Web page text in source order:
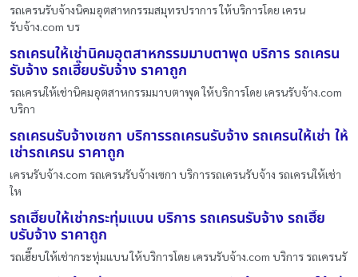
รถเครนรับจ้างนิคมอุตสาหกรรมสมุทรปราการ ให้บริการโดย เครน
รับจ้าง.com บร
รถเครนให้เช่านิคมอุตสาหกรรมมาบตาพุด บริการ รถเครน
รับจ้าง รถเฮี๊ยบรับจ้าง ราคาถูก
รถเครนให้เช่านิคมอุตสาหกรรมมาบตาพุด ให้บริการโดย เครนรับจ้าง.com
บริกา
รถเครนรับจ้างเซกา บริการรถเครนรับจ้าง รถเครนให้เช่า ให้
เช่ารถเครน ราคาถูก
เครนรับจ้าง.com รถเครนรับจ้างเซกา บริการรถเครนรับจ้าง รถเครนให้เช่า
ให
รถเฮี๊ยบให้เช่ากระทุ่มแบน บริการ รถเครนรับจ้าง รถเฮี๊ย
บรับจ้าง ราคาถูก
รถเฮี๊ยบให้เช่ากระทุ่มแบน ให้บริการโดย เครนรับจ้าง.com บริการ รถเครนรั